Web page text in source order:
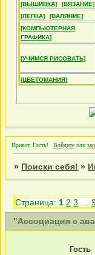
[ВЫШИВКА] [ВЯЗАНИЕ]
[ЛЕПКА]
[ВАЛЯНИЕ]
[КОМПЬЮТЕРНАЯ
ГРАФИКА]
[УЧИМСЯ РИСОВАТЬ]
[ЦВЕТОМАНИЯ]
Привет, Гость! Войдите или
» Поиски себя! »
"Ассоциация с
Страница: 1 2 3
Гость